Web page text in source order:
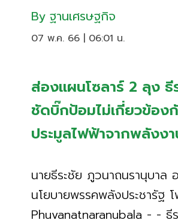
By ฐานเศรษฐกิจ
07 พ.ค. 66 | 06:01 น.
ส่องแผนโซลาร์ 2 ลุง
ชัดบิ๊กป้อมไม่เกี่ยวข้อ
ประมูลไฟฟ้าจากพลังง
นายธีระชัย ภูวนาถนรานุบาล
นโยบายพรรคพลังประชารัฐ
Phuvanatnaranubala - - ธี